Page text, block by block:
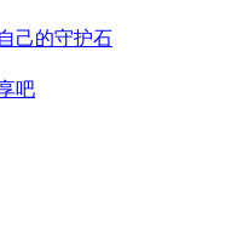
己的守护石
吧